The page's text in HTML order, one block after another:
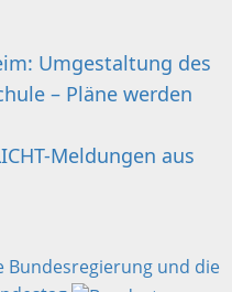
Umgestaltung des
– Pläne werden
Meldungen aus
Bundesregierung und die